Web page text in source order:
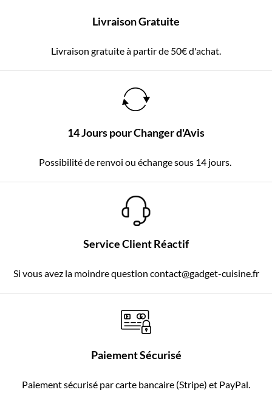
Livraison Gratuite
Livraison gratuite à partir de 50€ d'achat.
14 Jours pour Changer d'Avis
Possibilité de renvoi ou échange sous 14 jours.
Service Client Réactif
Si vous avez la moindre question contact@gadget-cuisine.fr
Paiement Sécurisé
Paiement sécurisé par carte bancaire (Stripe) et PayPal.